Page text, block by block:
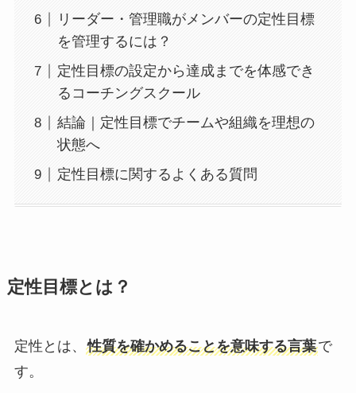
リーダー・管理職がメンバーの定性目標
を管理するには？
定性目標の設定から達成までを体感でき
るコーチングスクール
結論｜定性目標でチームや組織を理想の
状態へ
定性目標に関するよくある質問
定性目標とは？
定性とは、 性質を確かめることを意味する言葉で
す。